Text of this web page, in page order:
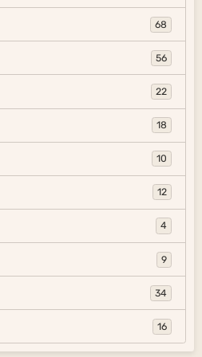
68
56
22
18
10
12
4
9
34
16